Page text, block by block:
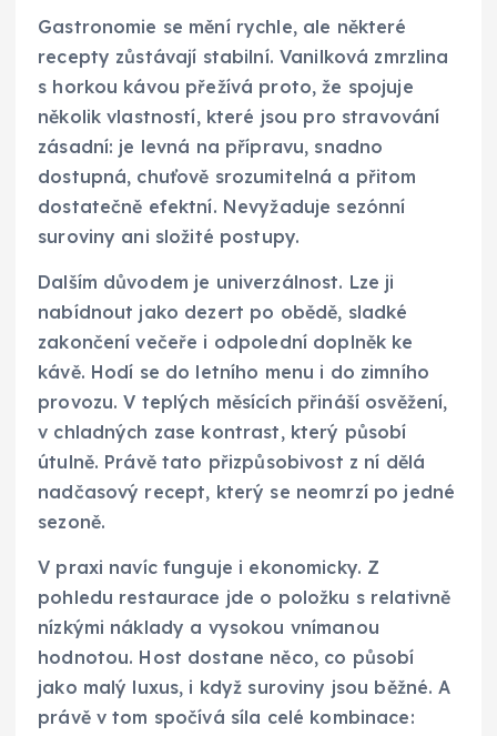
Gastronomie se mění rychle, ale některé
recepty zůstávají stabilní. Vanilková zmrzlina
s horkou kávou přežívá proto, že spojuje
několik vlastností, které jsou pro stravování
zásadní: je levná na přípravu, snadno
dostupná, chuťově srozumitelná a přitom
dostatečně efektní. Nevyžaduje sezónní
suroviny ani složité postupy.
Dalším důvodem je univerzálnost. Lze ji
nabídnout jako dezert po obědě, sladké
zakončení večeře i odpolední doplněk ke
kávě. Hodí se do letního menu i do zimního
provozu. V teplých měsících přináší osvěžení,
v chladných zase kontrast, který působí
útulně. Právě tato přizpůsobivost z ní dělá
nadčasový recept, který se neomrzí po jedné
sezoně.
V praxi navíc funguje i ekonomicky. Z
pohledu restaurace jde o položku s relativně
nízkými náklady a vysokou vnímanou
hodnotou. Host dostane něco, co působí
jako malý luxus, i když suroviny jsou běžné. A
právě v tom spočívá síla celé kombinace: